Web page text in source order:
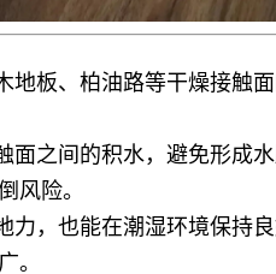
板、柏油路等干燥接触
之间的积水，避免形成
风险。
，也能在潮湿环境保持
。